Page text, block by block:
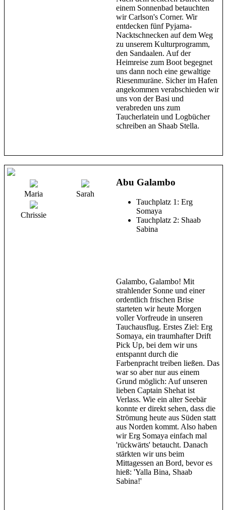
einem Sonnenbad betauchten
wir Carlson's Corner. Wir
entdecken fünf Pyjama-
Nacktschnecken auf dem Weg
zu unserem Kulturprogramm,
den Sandaalen. Auf der
Heimreise zum Boot begegnet
uns dann noch eine gewaltige
Riesenmuräne. Sicher im Hafen
angekommen verabschieden wir
uns von der Basi und
verabreden uns zum
Taucherlatein und Logbücher
schreiben an Shaab Stella.
Maria Sarah
Chrissie
Abu Galambo
Tauchplatz 1: Erg
Somaya
Tauchplatz 2: Shaab
Sabina
Galambo, Galambo! Mit
strahlender Sonne und einer
ordentlich frischen Brise
starteten wir heute Morgen
voller Vorfreude in unseren
Tauchausflug. Erstes Ziel: Erg
Somaya, ein traumhafter Drift
Pick Up, bei dem wir uns
entspannt durch die
Farbenpracht treiben ließen. Das
war so aber nur aus einem
Grund möglich: Auf unseren
lieben Captain Shehat ist
Verlass. Wie ein alter Seebär
konnte er direkt sehen, dass die
Strömung heute aus Süden statt
aus Norden kommt. Also haben
wir Erg Somaya einfach mal
'rückwärts' betaucht. Danach
stärkten wir uns beim
Mittagessen an Bord, bevor es
hieß: 'Yalla Bina, Shaab
Sabina!'